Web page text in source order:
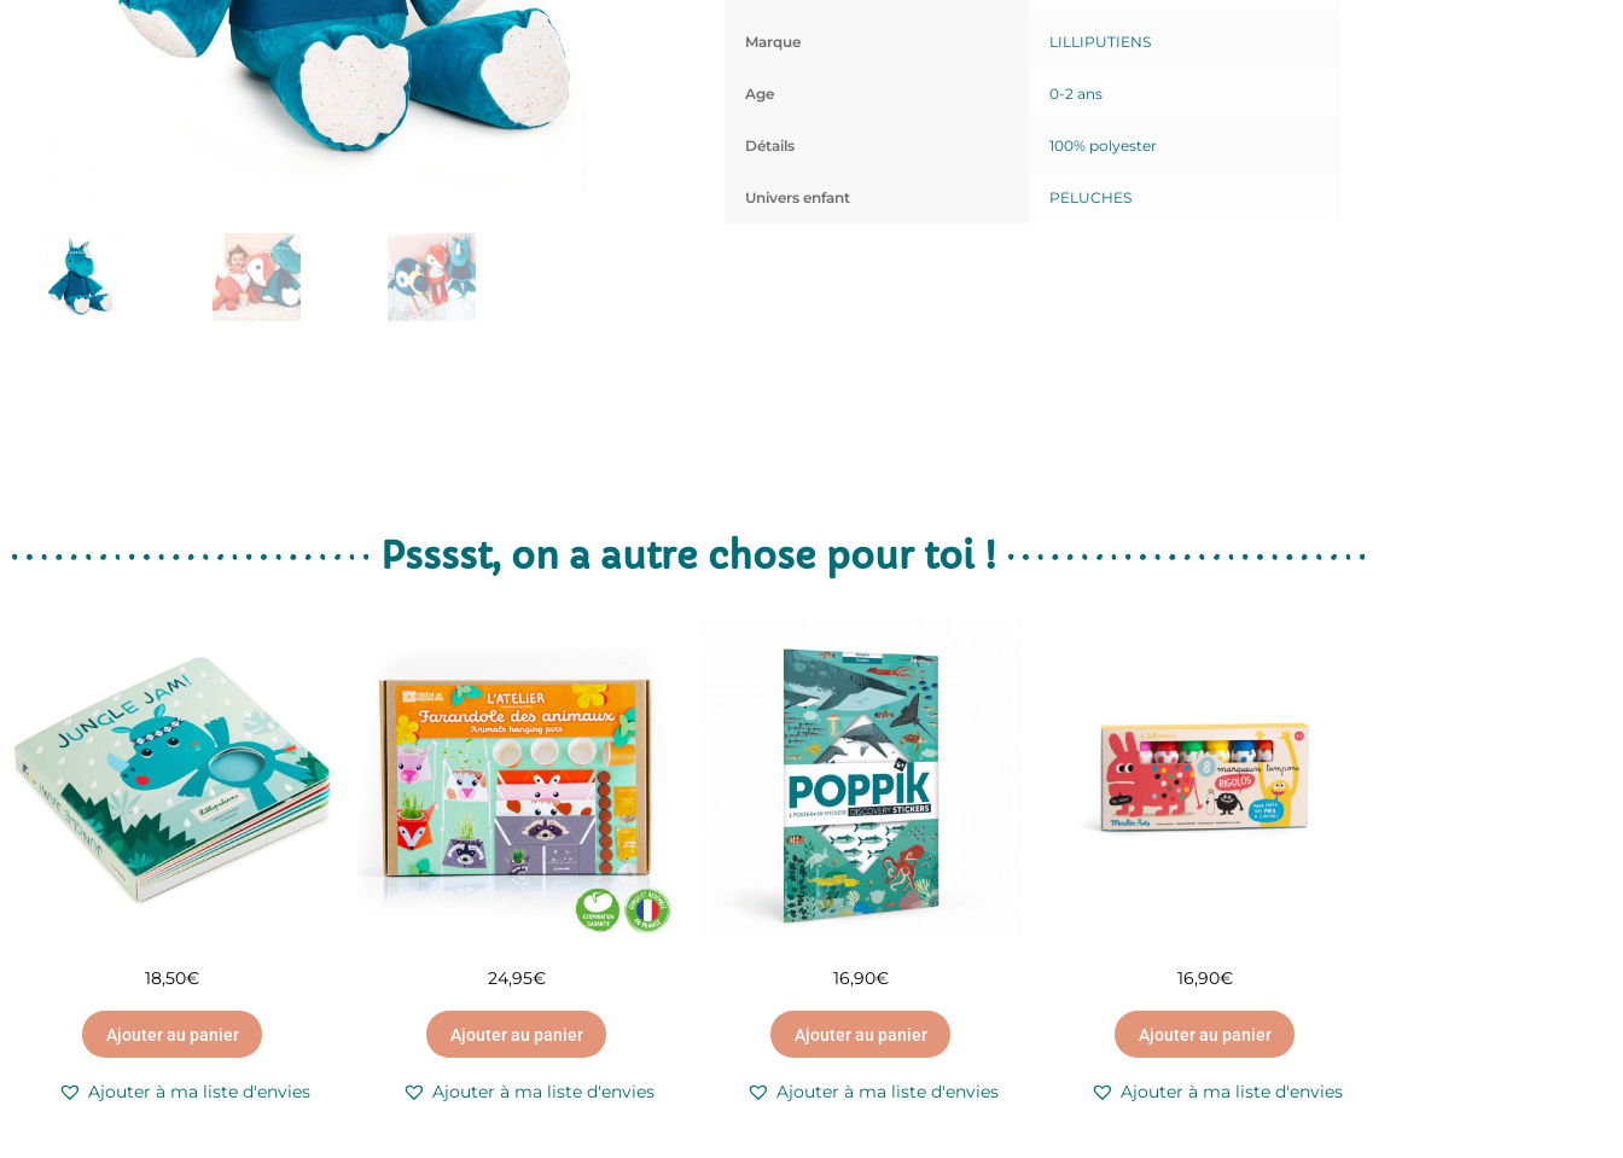
Marque LILLIPUTIENS
Age 0-2 ans
Détails 100% polyester
Univers enfant PELUCHES
Psssst, on a autre chose pour toi !
18,50€
Ajouter au panier
Ajouter à ma liste d'envies
24,95€
Ajouter au panier
Ajouter à ma liste d'envies
16,90€
Ajouter au panier
Ajouter à ma liste d'envies
16,90€
Ajouter au panier
Ajouter à ma liste d'envies